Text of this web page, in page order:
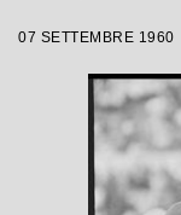
07 SETTEMBRE 1960